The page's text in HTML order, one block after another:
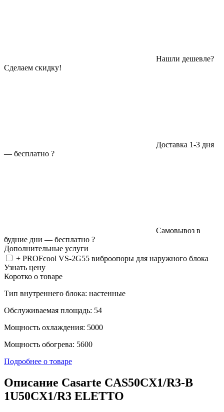
Нашли дешевле?
Сделаем скидку!
Доставка 1-3 дня
— бесплатно ?
Самовывоз в
будние дни — бесплатно ?
Дополнительные услуги
+ PROFcool VS-2G55 виброопоры для наружного блока
Узнать цену
Коротко о товаре
Тип внутреннего блока: настенные
Обслуживаемая площадь: 54
Мощность охлаждения: 5000
Мощность обогрева: 5600
Подробнее о товаре
Описание Casarte CAS50CX1/R3-B
1U50CX1/R3 ELETTO